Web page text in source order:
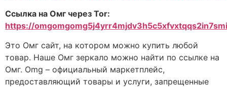
Ссылка на Омг через Tor:
https://
Это Омг сайт, на котором можно купить любой
товар. Наше Омг зеркало можно найти по ссылке на
Омг. Omg – официальный маркетплейс,
предоставляющий товары и услуги, запрещенные